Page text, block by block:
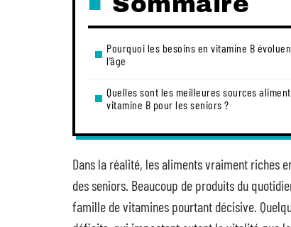
Pourquoi les besoins en vitamine B
l’âge
Quelles sont les meilleures sources
vitamine B pour les seniors ?
Dans la réalité, les aliments vraiment riches
des seniors. Beaucoup de produits du
famille de vitamines pourtant décisive.